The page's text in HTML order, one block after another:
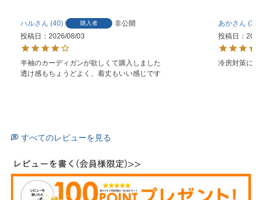
ハル 40 購入者
非公開
投稿日
2026/08/03
半袖のカーディガンが欲しくて購入しました
透け感もちょうどよく、着丈もいい感じです
あか
3
投稿日
冷房対策に
すべてのレビューを見る